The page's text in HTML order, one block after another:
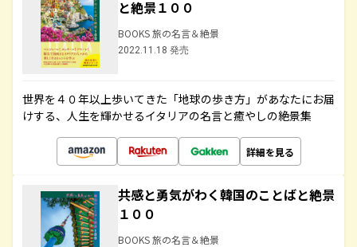
と絶景１００
BOOKS 旅の名言＆絶景
2022.11.18 発売
世界を４０年以上歩いてきた「地球の歩き方」があなたにお届
けする、人生を輝かせるイタリアの名言と癒やしの絶景集
詳細を見る
共感と勇気がわく韓国のことばと絶景
１００
BOOKS 旅の名言＆絶景